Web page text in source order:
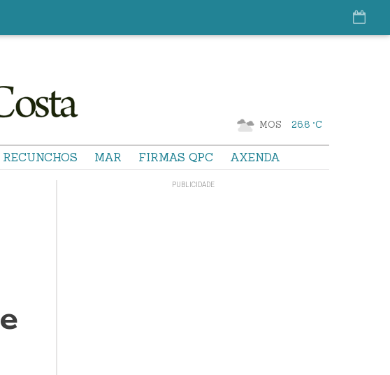
MOS 26.8 °C
RECUNCHOS MAR FIRMAS QPC AXENDA